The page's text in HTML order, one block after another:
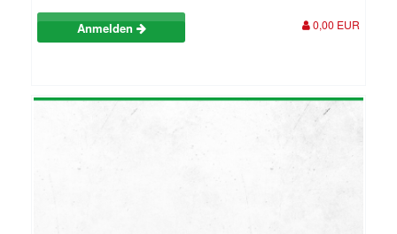
Anmelden 0,00 EUR